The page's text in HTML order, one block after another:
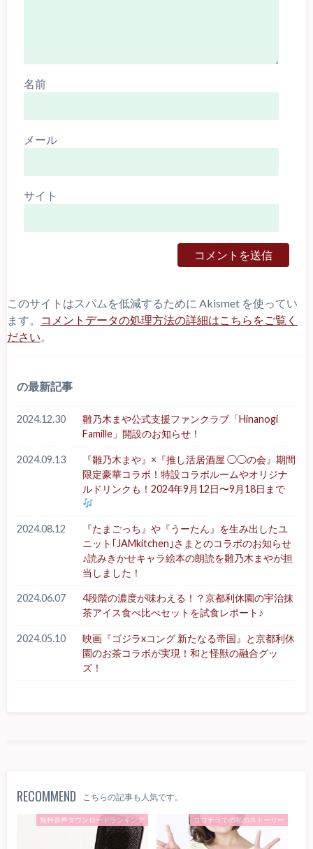
名前
メール
サイト
このサイトはスパムを低減するために Akismet を使ってい
ます。
コメントデータの処理方法の詳細はこちらをご覧く
ださい
の最新記事
2024.12.30
雛乃木まや公式支援ファンクラブ「Hinanogi
Famille」開設のお知らせ！
2024.09.13
『雛乃木まや』×『推し活居酒屋 ◯◯の会』期間
限定豪華コラボ！特設コラボルームやオリジナ
ルドリンクも！2024年9月12日〜9月18日まで
2024.08.12
『たまごっち』や『うーたん』を生み出したユ
ニット｢JAMkitchen｣さまとのコラボのお知らせ
♪読みきかせキャラ絵本の朗読を雛乃木まやが担
当しました！
2024.06.07
4段階の濃度が味わえる！？京都利休園の宇治抹
茶アイス食べ比べセットを試食レポート♪
2024.05.10
映画『ゴジラxコング 新たなる帝国』と京都利休
園のお茶コラボが実現！和と怪獣の融合グッ
ズ！
RECOMMEND こちらの記事も人気です。
無料音声ダウンロードランキング ココナラでの私のストーリー